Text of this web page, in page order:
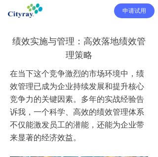
申请试用
绩效实施与管理：高效落地绩效管
理策略
在当下这个竞争激烈的市场环境中，绩
效管理已成为企业持续发展和提升核心
竞争力的关键因素。多年的实战经验告
诉我，一个科学、高效的绩效管理体系
不仅能激发员工的潜能，还能为企业带
来显著的经济效益。